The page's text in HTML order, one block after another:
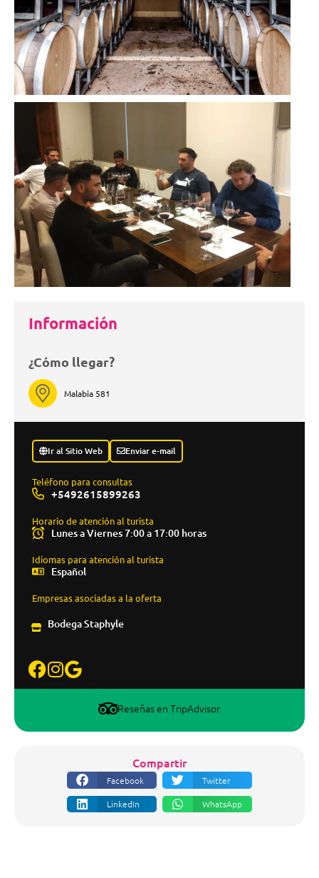
Información
¿Cómo llegar?
Malabia 581
Teléfono para consultas
+5492615899263
Ir al Sitio Web Enviar e-mail
Horario de atención al turista
Lunes a Viernes 7:00 a 17:00 horas
Idiomas para atención al turista
Español
Empresas asociadas a la oferta
Bodega Staphyle
Reseñas en TripAdvisor
Compartir
Facebook Twitter
LinkedIn WhatsApp